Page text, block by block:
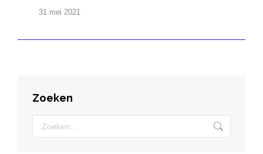
31 mei 2021
Zoeken
Zoeken: